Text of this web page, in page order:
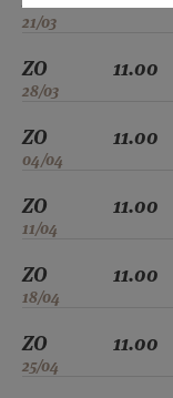
21/03
ZO
28/03
11.00
ZO
04/04
11.00
ZO
11/04
11.00
ZO
18/04
11.00
ZO
25/04
11.00